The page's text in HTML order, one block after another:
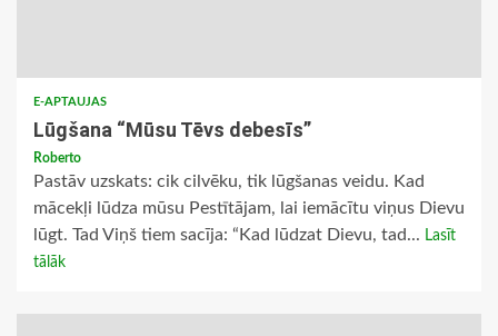
E-APTAUJAS
Lūgšana “Mūsu Tēvs debesīs”
Roberto
Pastāv uzskats: cik cilvēku, tik lūgšanas veidu. Kad
mācekļi lūdza mūsu Pestītājam, lai iemācītu viņus Dievu
lūgt. Tad Viņš tiem sacīja: “Kad lūdzat Dievu, tad... Lasīt
tālāk